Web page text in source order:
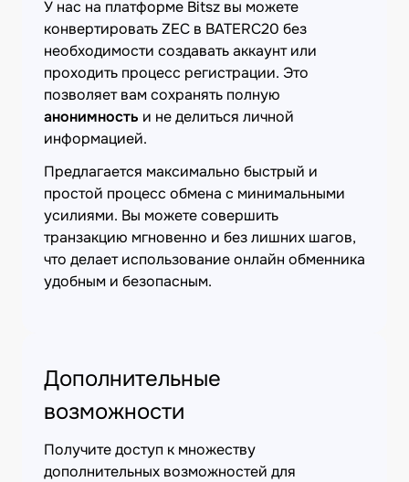
У нас на платформе Bitsz вы можете
конвертировать ZEC в BATERC20 без
необходимости создавать аккаунт или
проходить процесс регистрации. Это
позволяет вам сохранять полную
анонимность и не делиться личной
информацией.
Предлагается максимально быстрый и
простой процесс обмена с минимальными
усилиями. Вы можете совершить
транзакцию мгновенно и без лишних шагов,
что делает использование онлайн обменника
удобным и безопасным.
Дополнительные
возможности
Получите доступ к множеству
дополнительных возможностей для